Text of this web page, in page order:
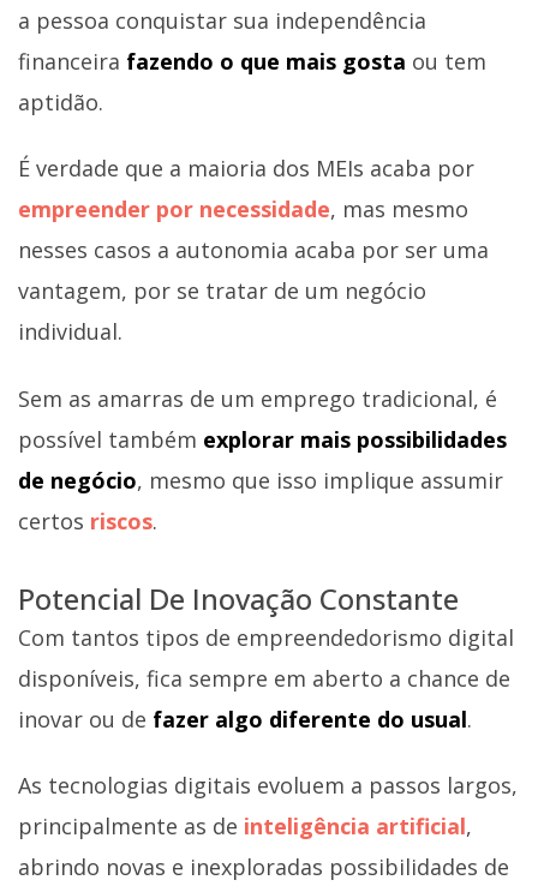
a pessoa conquistar sua independência
financeira fazendo o que mais gosta ou tem
aptidão.
É verdade que a maioria dos MEIs acaba por
empreender por necessidade, mas mesmo
nesses casos a autonomia acaba por ser uma
vantagem, por se tratar de um negócio
individual.
Sem as amarras de um emprego tradicional, é
possível também explorar mais possibilidades
de negócio, mesmo que isso implique assumir
certos riscos.
Potencial De Inovação Constante
Com tantos tipos de empreendedorismo digital
disponíveis, fica sempre em aberto a chance de
inovar ou de fazer algo diferente do usual.
As tecnologias digitais evoluem a passos largos,
principalmente as de inteligência artificial,
abrindo novas e inexploradas possibilidades de